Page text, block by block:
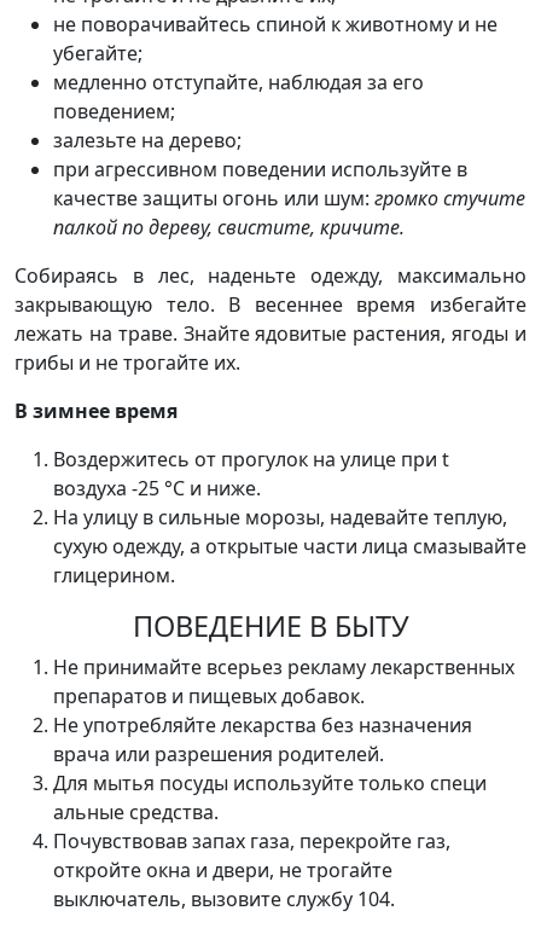
не поворачивайтесь спиной к животному и не
убегайте;
медленно отступайте, наблюдая за его
поведением;
залезьте на дерево;
при агрессивном поведении используйте в
качестве защиты огонь или шум: громко стучите
палкой по дереву, свистите, кричите.
Собираясь в лес, наденьте одежду, максимально
закрывающую тело. В весеннее время избегайте
лежать на траве. Знайте ядовитые растения, ягоды и
грибы и не трогайте их.
В зимнее время
Воздержитесь от прогулок на улице при t
воздуха -25 °С и ниже.
На улицу в сильные морозы, надевайте теплую,
сухую одежду, а открытые части лица смазывайте
глицерином.
ПОВЕДЕНИЕ В БЫТУ
Не принимайте всерьез рекламу лекарственных
препаратов и пищевых добавок.
Не употребляйте лекарства без назначения
врача или разрешения родителей.
Для мытья посуды используйте только специ
альные средства.
Почувствовав запах газа, перекройте газ,
откройте окна и двери, не трогайте
выключатель, вызовите службу 104.